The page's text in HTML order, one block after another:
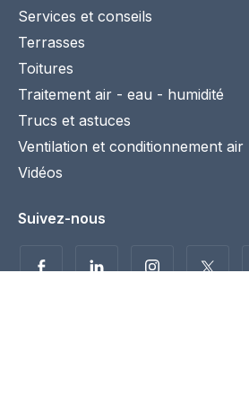
Services et conseils
Terrasses
Toitures
Traitement air - eau - humidité
Trucs et astuces
Ventilation et conditionnement air
Vidéos
Suivez-nous